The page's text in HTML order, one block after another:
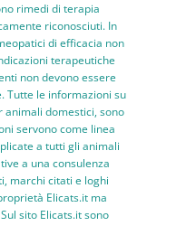
rimedi di terapia
riconosciuti. In
di efficacia non
terapeutiche
non devono essere
Tutte le informazioni su
domestici, sono
servono come linea
a tutti gli animali
a una consulenza
marchi citati e loghi
Elicats.it ma
sito Elicats.it sono